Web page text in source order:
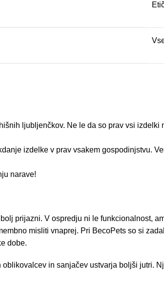
ljubljenčkov. Ne le da so prav vsi
izdelke v prav vsakem gospodinjstvu.
narave!
prijazni. V ospredju ni le funkcionalnost,
misliti vnaprej. Pri BecoPets so si
dobe.
in sanjačev ustvarja boljši jutri.